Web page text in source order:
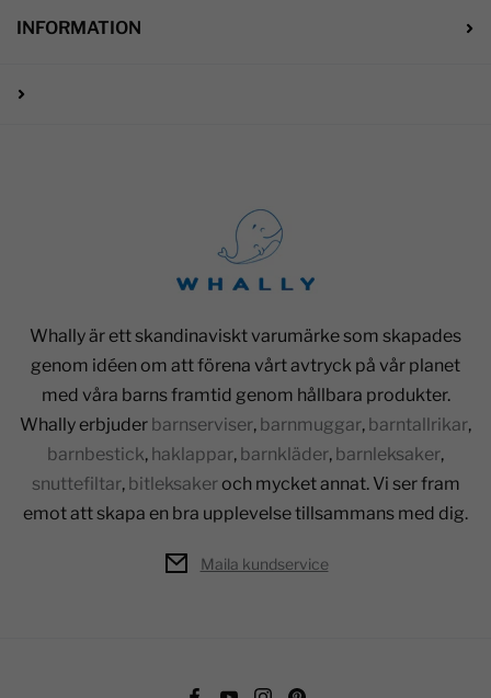
Whally är ett skandinaviskt varumärke som skapades
genom idéen om att förena vårt avtryck på vår planet
med våra barns framtid genom hållbara produkter.
Whally erbjuder barnserviser, barnmuggar, barntallrikar,
barnbestick, haklappar, barnkläder, barnleksaker,
snuttefiltar, bitleksakeroch mycket annat. Vi ser fram
emot att skapa en bra upplevelse tillsammans med dig.
Maila kundservice
INFORMATION